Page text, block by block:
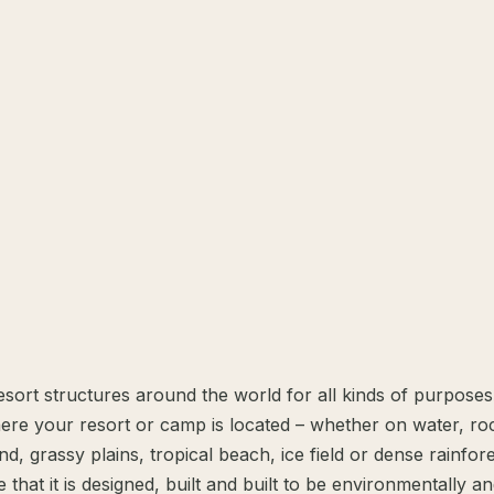
structures around the world for all kinds of
your resort or camp is located – whether on water,
grassy plains, tropical beach, ice field or dense
that it is designed, built and built to be environmentally